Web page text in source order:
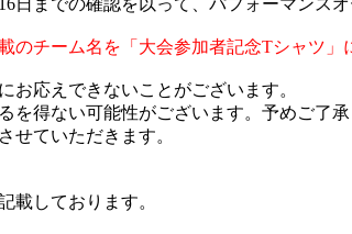
日までの確認を以って、パフォーマンス
のチーム名を「大会参加者記念Tシャツ」
応えできないことがございます。
を得ない可能性がございます。予めご了承
せていただきます。
載しております。